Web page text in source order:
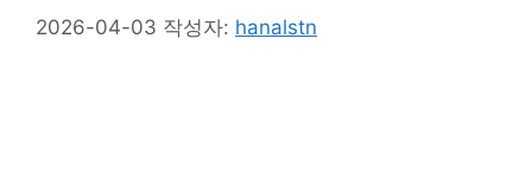
2026-04-03 작성자: hanalstn